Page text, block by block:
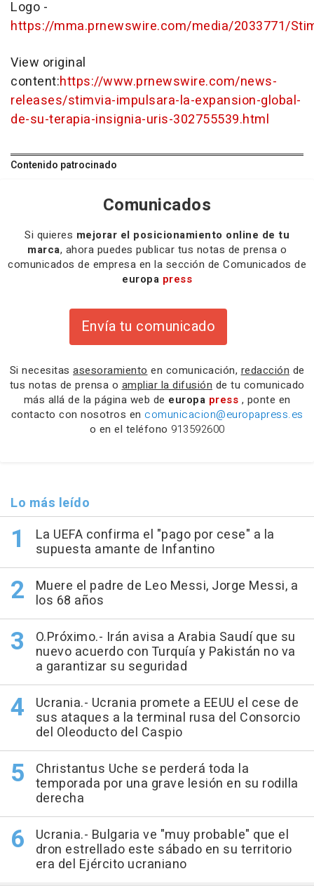
Logo -
https://mma.prnewswire.com/media/2033771/
View original
content:https://www.prnewswire.com/news-
releases/stimvia-impulsara-la-expansion-global-
de-su-terapia-insignia-uris-302755539.html
Contenido patrocinado
Comunicados
Si quieres mejorar el posicionamiento online de tu
marca, ahora puedes publicar tus notas de prensa o
comunicados de empresa en la sección de Comunicados de
europa press
Envía tu comunicado
Si necesitas asesoramiento en comunicación, redacción de
tus notas de prensa o ampliar la difusión de tu comunicado
más allá de la página web de europa press , ponte en
contacto con nosotros en comunicacion@europapress.es
o en el teléfono 913592600
Lo más leído
La UEFA confirma el "pago por cese" a la
supuesta amante de Infantino
Muere el padre de Leo Messi, Jorge Messi, a
los 68 años
O.Próximo.- Irán avisa a Arabia Saudí que su
nuevo acuerdo con Turquía y Pakistán no va
a garantizar su seguridad
Ucrania.- Ucrania promete a EEUU el cese de
sus ataques a la terminal rusa del Consorcio
del Oleoducto del Caspio
Christantus Uche se perderá toda la
temporada por una grave lesión en su rodilla
derecha
Ucrania.- Bulgaria ve "muy probable" que el
dron estrellado este sábado en su territorio
era del Ejército ucraniano